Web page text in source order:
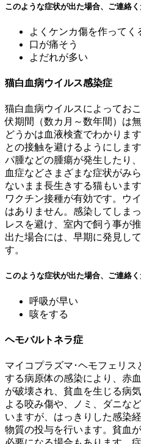
このような症状が出た場合、ご連絡
よくケンカ傷を作ってく
口が痛そう
よだれが多い
猫白血病ウイルス感染症
猫白血病ウイルスによってお
伏期間（数カ月～数年間）は
どうかは血液検査でわかりま
との接触を避けるようにしま
パ腫などの腫瘍が発生したり
血症などさまざまな症状がみ
ないまま長生きする猫もいま
ワクチン接種が有効です。ウ
はありません。感染してしま
レスを避け、室内で飼う事が
出た場合には、早期に発見し
す。
このような症状が出た場合、ご連絡
呼吸が早い
咳をする
ヘモバルトネラ症
マイコプラズマ･ヘモフェリ
する病原体の感染により、赤
が破壊され、貧血を生じる病
よる咬み傷や、ノミ、ダニな
いますが、はっきりした感染
物質の投与を行います。貧血